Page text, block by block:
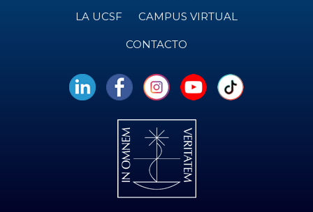
LA UCSF CAMPUS VIRTUAL
CONTACTO